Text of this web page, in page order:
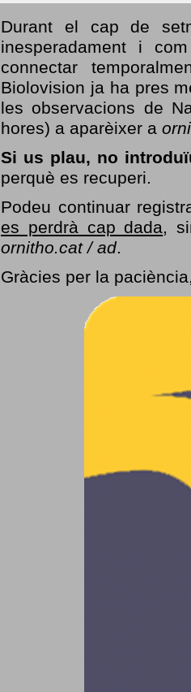
Durant el cap de
inesperadament i
connectar
Biolovision ja ha pres
les observacions de
hores) a aparèixer a
Si us plau, no
perquè es recuperi.
Podeu continuar
es perdrà cap dada,
ornitho.cat / ad.
Gràcies per la